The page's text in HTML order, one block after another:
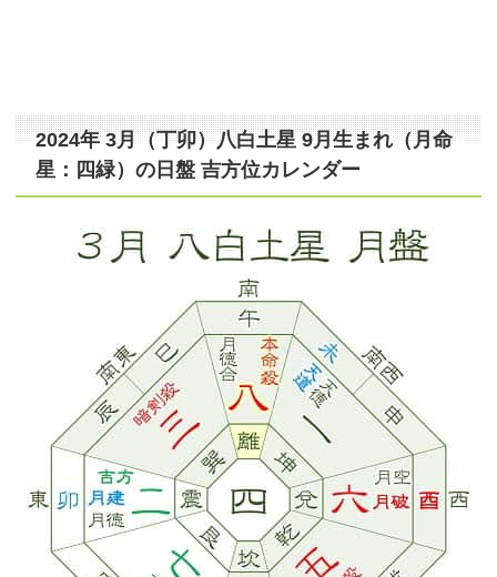
2024年 3月（丁卯）八白土星 9月生まれ（月命
星：四緑）の日盤 吉方位カレンダー